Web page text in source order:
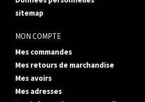
sitemap
MON COMPTE
Mes commandes
Mes retours de marchandise
Mes avoirs
Mes adresses